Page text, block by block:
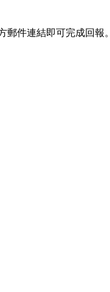
件連結即可完成回報。